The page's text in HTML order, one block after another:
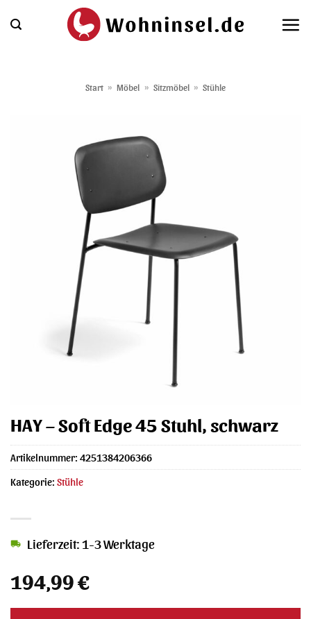
Inhalt
Start » Möbel » Sitzmöbel » Stühle
HAY – Soft Edge 45 Stuhl, schwarz
194,99€
Lieferzeit: 1-3 Werktage
Artikelnummer: 4251384206366
Kategorie: Stühle